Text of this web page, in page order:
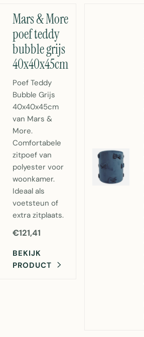
Mars & More
poef teddy
bubble grijs
40x40x45cm
Poef Teddy
Bubble Grijs
40x40x45cm
van Mars &
More.
Comfortabele
zitpoef van
polyester voor
woonkamer.
Ideaal als
voetsteun of
extra zitplaats.
€121,41
BEKIJK
PRODUCT